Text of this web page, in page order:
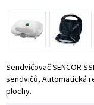
Sendvičovač SENCOR
sendvičů, Automatická
plochy.